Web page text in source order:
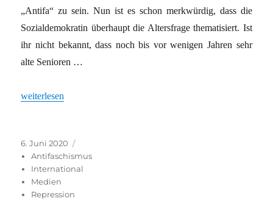
„Antifa“ zu sein. Nun ist es schon merkwürdig, dass die
Sozialdemokratin überhaupt die Altersfrage thematisiert. Ist
ihr nicht bekannt, dass noch bis vor wenigen Jahren sehr
alte Senioren …
„George Floyd: Nicht nur Rassismus ist das Problem“
weiterlesen
Veröffentlicht
am
6. Juni 2020
Antifaschismus
International
Medien
Repression